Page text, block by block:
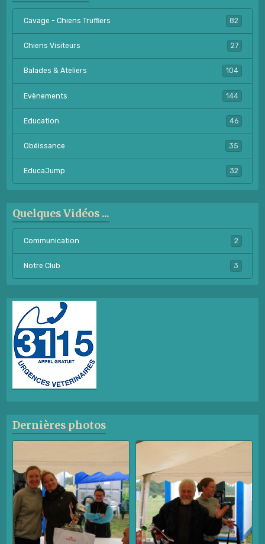
Cavage - Chiens Truffiers 82
Chiens Visiteurs 27
Balades & Ateliers 104
Evènements 144
Education 46
Obéissance 35
EducaJump 32
Quelques Vidéos ...
Communication 2
Notre Club 3
Dernières photos